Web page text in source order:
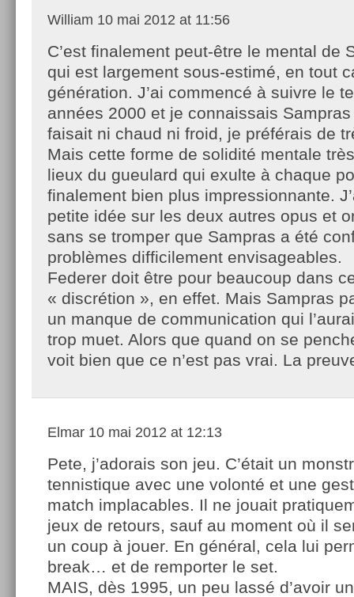
William 10 mai 2012 at 11:56
C’est finalement peut-être le mental de
qui est largement sous-estimé, en tout
génération. J’ai commencé à suivre le
années 2000 et je connaissais
faisait ni chaud ni froid, je préférais de
Mais cette forme de solidité mentale
lieux du gueulard qui exulte à chaque
finalement bien plus impressionnante.
petite idée sur les deux autres opus et
sans se tromper que Sampras a été
problèmes difficilement envisageables.
Federer doit être pour beaucoup dans
« discrétion », en effet. Mais Sampras
un manque de communication qui
trop muet. Alors que quand on se
voit bien que ce n’est pas vrai. La
Elmar 10 mai 2012 at 12:13
Pete, j’adorais son jeu. C’était un
tennistique avec une volonté et une
match implacables. Il ne jouait
jeux de retours, sauf au moment où il
un coup à jouer. En général, cela lui
break… et de remporter le set.
MAIS, dès 1995, un peu lassé d’avoir